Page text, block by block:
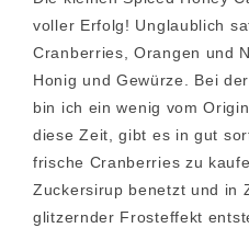
voller Erfolg! Unglaublich
Cranberries, Orangen und
Honig und Gewürze. Bei
bin ich ein wenig vom
diese Zeit, gibt es in gut
frische Cranberries zu
Zuckersirup benetzt und in
glitzernder Frosteffekt